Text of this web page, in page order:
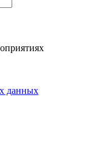
данных